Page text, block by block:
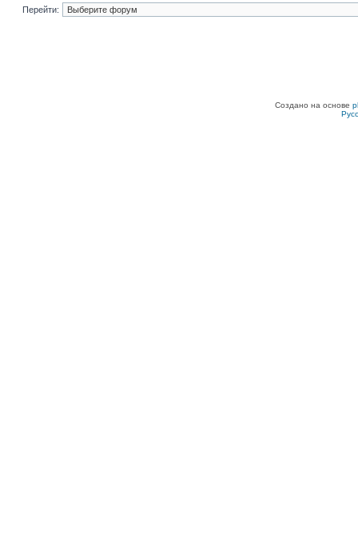
Перейти:
Создано на основе